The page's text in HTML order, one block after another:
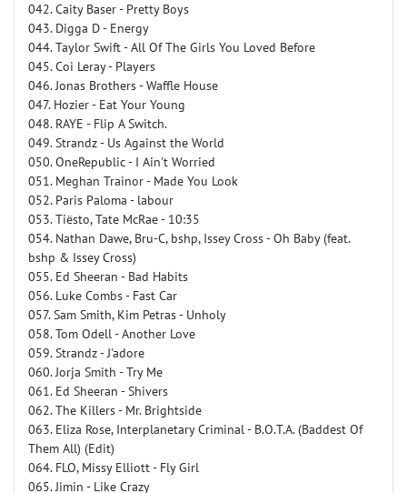
042. Caity Baser - Pretty Boys
043. Digga D - Energy
044. Taylor Swift - All Of The Girls You Loved Before
045. Coi Leray - Players
046. Jonas Brothers - Waffle House
047. Hozier - Eat Your Young
048. RAYE - Flip A Switch.
049. Strandz - Us Against the World
050. OneRepublic - I Ain't Worried
051. Meghan Trainor - Made You Look
052. Paris Paloma - labour
053. Tiësto, Tate McRae - 10:35
054. Nathan Dawe, Bru-C, bshp, Issey Cross - Oh Baby (feat.
bshp & Issey Cross)
055. Ed Sheeran - Bad Habits
056. Luke Combs - Fast Car
057. Sam Smith, Kim Petras - Unholy
058. Tom Odell - Another Love
059. Strandz - J'adore
060. Jorja Smith - Try Me
061. Ed Sheeran - Shivers
062. The Killers - Mr. Brightside
063. Eliza Rose, Interplanetary Criminal - B.O.T.A. (Baddest Of
Them All) (Edit)
064. FLO, Missy Elliott - Fly Girl
065. Jimin - Like Crazy